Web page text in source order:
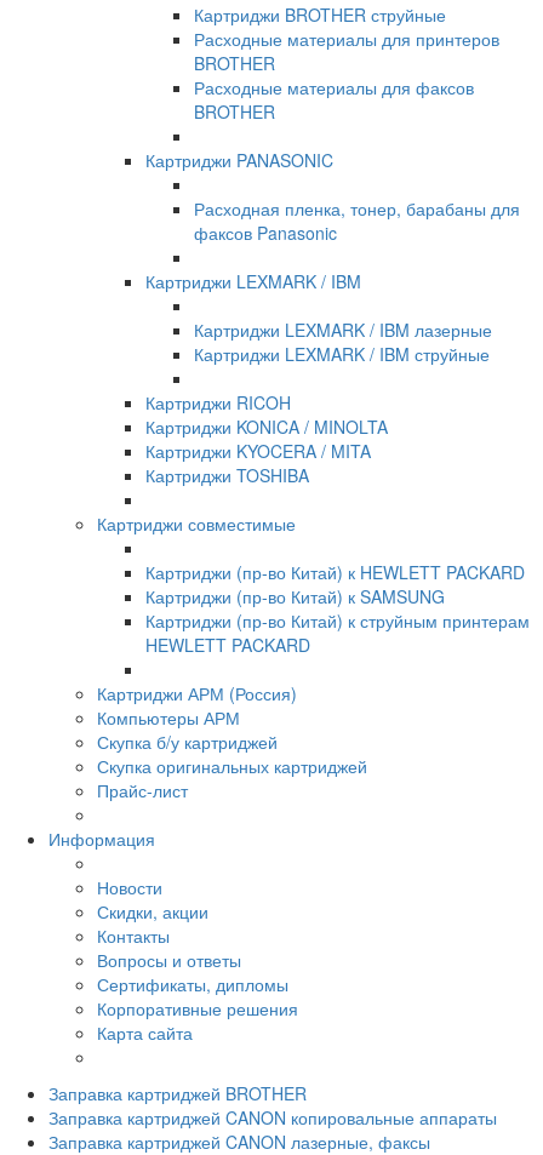
Картриджи BROTHER струйные
Расходные материалы для принтеров
BROTHER
Расходные материалы для факсов
BROTHER
Картриджи PANASONIC
Расходная пленка, тонер, барабаны для
факсов Panasonic
Картриджи LEXMARK / IBM
Картриджи LEXMARK / IBM лазерные
Картриджи LEXMARK / IBM струйные
Картриджи RICOH
Картриджи KONICA / MINOLTA
Картриджи KYOCERA / MITA
Картриджи TOSHIBA
Картриджи совместимые
Картриджи (пр-во Китай) к HEWLETT PACKARD
Картриджи (пр-во Китай) к SAMSUNG
Картриджи (пр-во Китай) к струйным принтерам
HEWLETT PACKARD
Картриджи АРМ (Россия)
Компьютеры АРМ
Скупка б/у картриджей
Скупка оригинальных картриджей
Прайс-лист
Информация
Новости
Скидки, акции
Контакты
Вопросы и ответы
Сертификаты, дипломы
Корпоративные решения
Карта сайта
Заправка картриджей BROTHER
Заправка картриджей CANON копировальные аппараты
Заправка картриджей CANON лазерные, факсы